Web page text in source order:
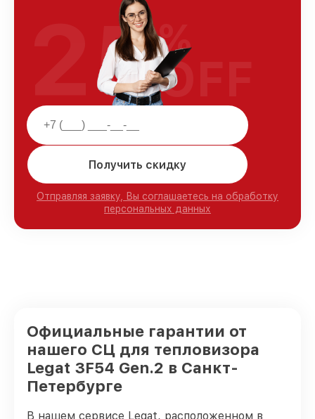
Получить скидку
Отправляя заявку, Вы соглашаетесь на обработку
персональных данных
25%
OFF
Официальные гарантии от
нашего СЦ для тепловизора
Legat 3F54 Gen.2 в Санкт-
Петербурге
В нашем сервисе Legat, расположенном в